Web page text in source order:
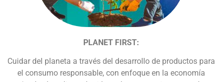
PLANET FIRST:
Cuidar del planeta a través del desarrollo de productos para
el consumo responsable, con enfoque en la economía